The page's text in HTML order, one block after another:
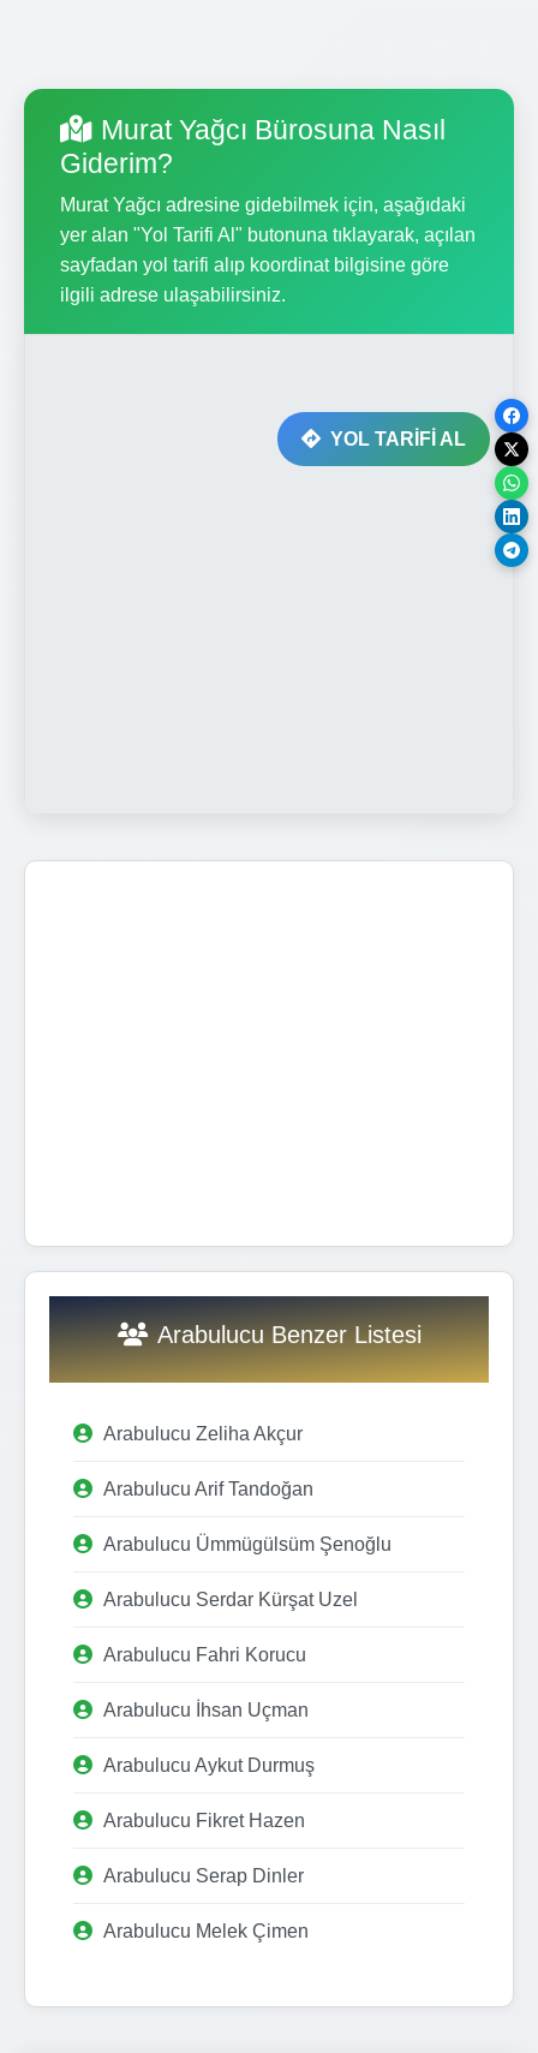
Murat Yağcı Bürosuna Nasıl
Giderim?
Murat Yağcı adresine gidebilmek için, aşağıdaki
yer alan "Yol Tarifi Al" butonuna tıklayarak, açılan
sayfadan yol tarifi alıp koordinat bilgisine göre
ilgili adrese ulaşabilirsiniz.
YOL TARİFİ AL
Arabulucu Benzer Listesi
Arabulucu Zeliha Akçur
Arabulucu Arif Tandoğan
Arabulucu Ümmügülsüm Şenoğlu
Arabulucu Serdar Kürşat Uzel
Arabulucu Fahri Korucu
Arabulucu İhsan Uçman
Arabulucu Aykut Durmuş
Arabulucu Fikret Hazen
Arabulucu Serap Dinler
Arabulucu Melek Çimen